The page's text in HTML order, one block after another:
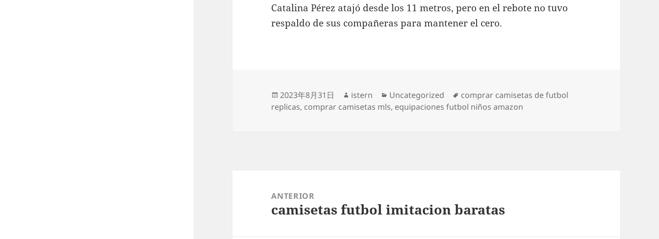
Catalina Pérez atajó desde los 11 metros, pero en el rebote no tuvo
respaldo de sus compañeras para mantener el cero.
Publicado
el
2023年8月31日 Autor
istern Categorías
Uncategorized Etiquetas
comprar camisetas de futbol
replicas, comprar camisetas mls, equipaciones futbol niños amazon
entradas
ANTERIOR
Entrada
camisetas futbol imitacion baratas